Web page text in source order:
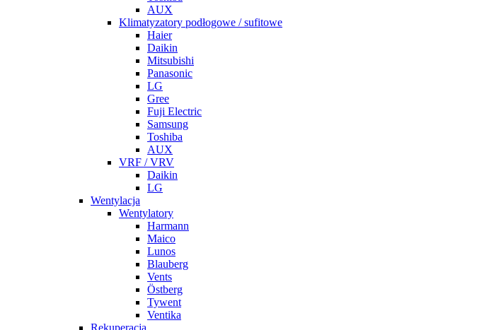
AUX
Klimatyzatory podłogowe / sufitowe
Haier
Daikin
Mitsubishi
Panasonic
LG
Gree
Fuji Electric
Samsung
Toshiba
AUX
VRF / VRV
Daikin
LG
Wentylacja
Wentylatory
Harmann
Maico
Lunos
Blauberg
Vents
Östberg
Tywent
Ventika